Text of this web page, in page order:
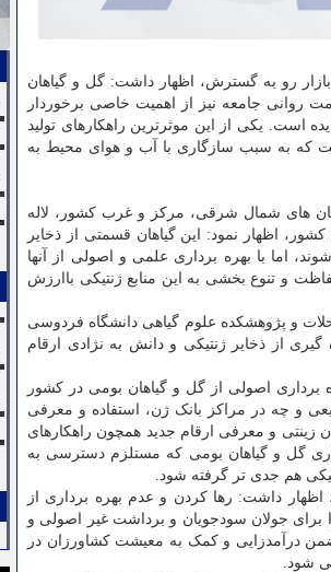
از این بازار رو به گسترش، اظهار داشت: گل و گیاهان
جامعه نیز از اهمیت خاصی برخوردار
است. یکی از این موثرترین راهکارهای تولید
که به سبب سازگاری با آب و هوای محیط به
های شمال شرقی، مرکز و غرب کشور، لاله
اظهار نمود: این گیاهان قسمتی از ذخایر
اما با بهره برداری علمی و اصولی از آنها
و تنوع بخشی به این منابع ژنتیکی باارزش
و پژوهشکده علوم گیاهی دانشگاه فردوسی
گیری از ذخایر ژنتیکی و دانش به نژادی ارقام
برداری اصولی از گل و گیاهان بومی در کشور
و چه در مراکز بانک ژن، استفاده و معرفی
زینتی و معرفی ارقام جدید همچون راهکارهای
گل و گیاهان بومی که مستلزم دسترسی به
هم جدی تر گرفته شود.
اظهار داشت: رها کردن و عدم بهره برداری از
برای جولان سودجویان و برداشت غیر اصولی و
ضمن درآمدزایی و کمک به معیشت کشاورزان در
شود.